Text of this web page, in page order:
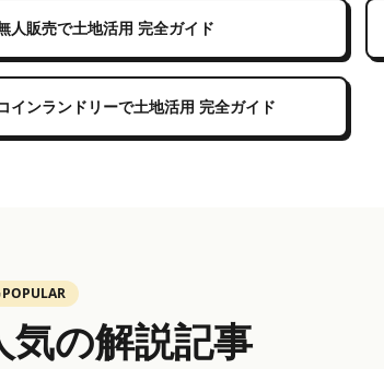
人販売で土地活用 完全ガイド
インランドリーで土地活用 完全ガイド
POPULAR
気の解説記事